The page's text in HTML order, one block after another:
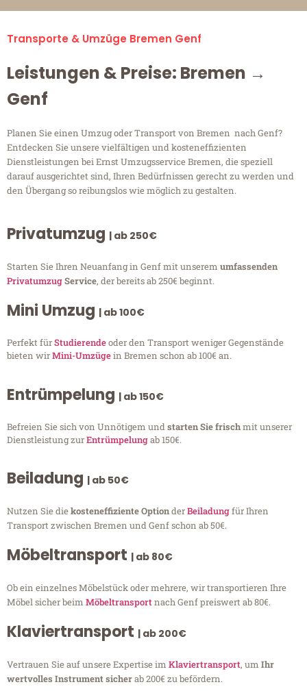
Transporte & Umzüge Bremen Genf
Leistungen & Preise: Bremen →
Genf
Planen Sie einen Umzug oder Transport von Bremen nach Genf?
Entdecken Sie unsere vielfältigen und kosteneffizienten
Dienstleistungen bei Ernst Umzugsservice Bremen, die speziell
darauf ausgerichtet sind, Ihren Bedürfnissen gerecht zu werden und
den Übergang so reibungslos wie möglich zu gestalten.
Privatumzug | ab 250€
Starten Sie Ihren Neuanfang in Genf mit unserem umfassenden
PrivatumzugService, der bereits ab 250€ beginnt.
Mini Umzug | ab 100€
Perfekt fürStudierendeoder den Transport weniger Gegenstände
bieten wirMini-Umzügein Bremen schon ab 100€ an.
Entrümpelung | ab 150€
Befreien Sie sich von Unnötigem undstarten Sie frischmit unserer
Dienstleistung zurEntrümpelungab 150€.
Beiladung | ab 50€
Nutzen Sie diekosteneffiziente OptionderBeiladungfür Ihren
Transport zwischen Bremen und Genf schon ab 50€.
Möbeltransport | ab 80€
Ob ein einzelnes Möbelstück oder mehrere, wir transportieren Ihre
Möbel sicher beim Möbeltransportnach Genf preiswert ab 80€.
Klaviertransport | ab 200€
Vertrauen Sie auf unsere Expertise im Klaviertransport, um Ihr
wertvolles Instrument sicherab 200€ zu befördern.